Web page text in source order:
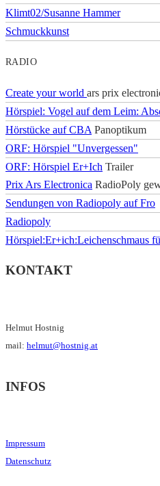
Klimt02/Susanne Hammer
Schmuckkunst
RADIO
Create your world ars prix
Hörspiel: Vogel auf dem Leim:
Hörstücke auf CBA Panoptikum
ORF: Hörspiel "Unvergessen"
ORF: Hörspiel Er+Ich Trailer
Prix Ars Electronica RadioPoly
Sendungen von Radiopoly auf Fro
Radiopoly
Hörspiel:Er+ich:Leichenschmaus
KONTAKT
Helmut Hostnig
mail: helmut@hostnig.at
INFOS
Impressum
Datenschutz